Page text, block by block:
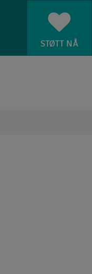
STØTT NÅ